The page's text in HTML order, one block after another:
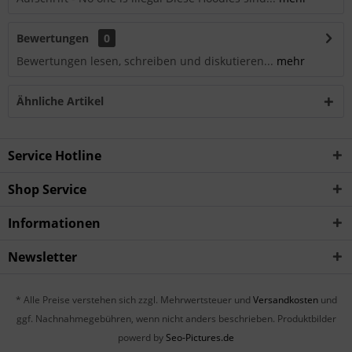
Bewertungen
0
Bewertungen lesen, schreiben und diskutieren... mehr
Ähnliche Artikel
Service Hotline
Shop Service
Informationen
Newsletter
* Alle Preise verstehen sich zzgl. Mehrwertsteuer und Versandkostenund
ggf. Nachnahmegebühren, wenn nicht anders beschrieben. Produktbilder
powerd by Seo-Pictures.de